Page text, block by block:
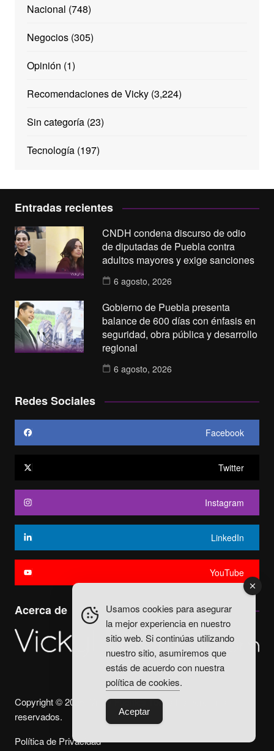
Nacional (748)
Negocios(305)
Opinión (1)
Recomendaciones de Vicky(3,224)
Sin categoría(23)
Tecnología(197)
Entradas recientes
CNDH condena discurso de odio
de diputadas de Puebla contra
adultos mayores y exige sanciones
6 agosto, 2026
Gobierno de Puebla presenta
balance de 600 días con énfasis en
seguridad, obra pública y desarrollo
regional
6 agosto, 2026
Redes Sociales
Facebook
Twitter
Instagram
LinkedIn
YouTube
Acerca de
Copyright © 2025. Vicky Fuentes Todos los derechos
reservados.
Política de Privacidad
Usamos cookies para asegurar
la mejor experiencia en nuestro
sitio web. Si continúas utilizando
nuestro sitio, asumiremos que
estás de acuerdo con nuestra
política de cookies.
Aceptar